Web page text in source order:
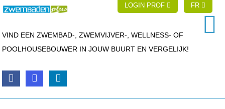
LOGIN PROF FR
VIND EEN ZWEMBAD-, ZWEMVIJVER-, WELLNESS- OF
POOLHOUSEBOUWER IN JOUW BUURT EN VERGELIJK!